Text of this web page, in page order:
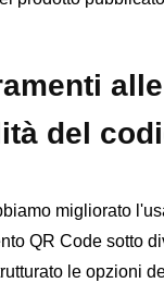
alle
del
migliorato
QR Code sotto
le opzioni